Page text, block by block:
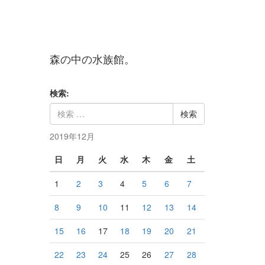
森の中の水族館。
検索:
2019年12月
日
月 火 水 木 金 土
1 2 3 4 5 6
7
8
9 10 11 12 13
14
15
16 17 18 19 20
21
22
23 24 25 26 27 28